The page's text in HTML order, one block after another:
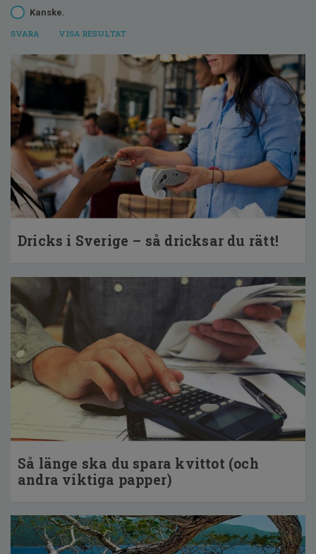
Kanske.
VISA RESULTAT
Dricks i Sverige – så dricksar du rätt!
Så länge ska du spara kvittot (och
andra viktiga papper)